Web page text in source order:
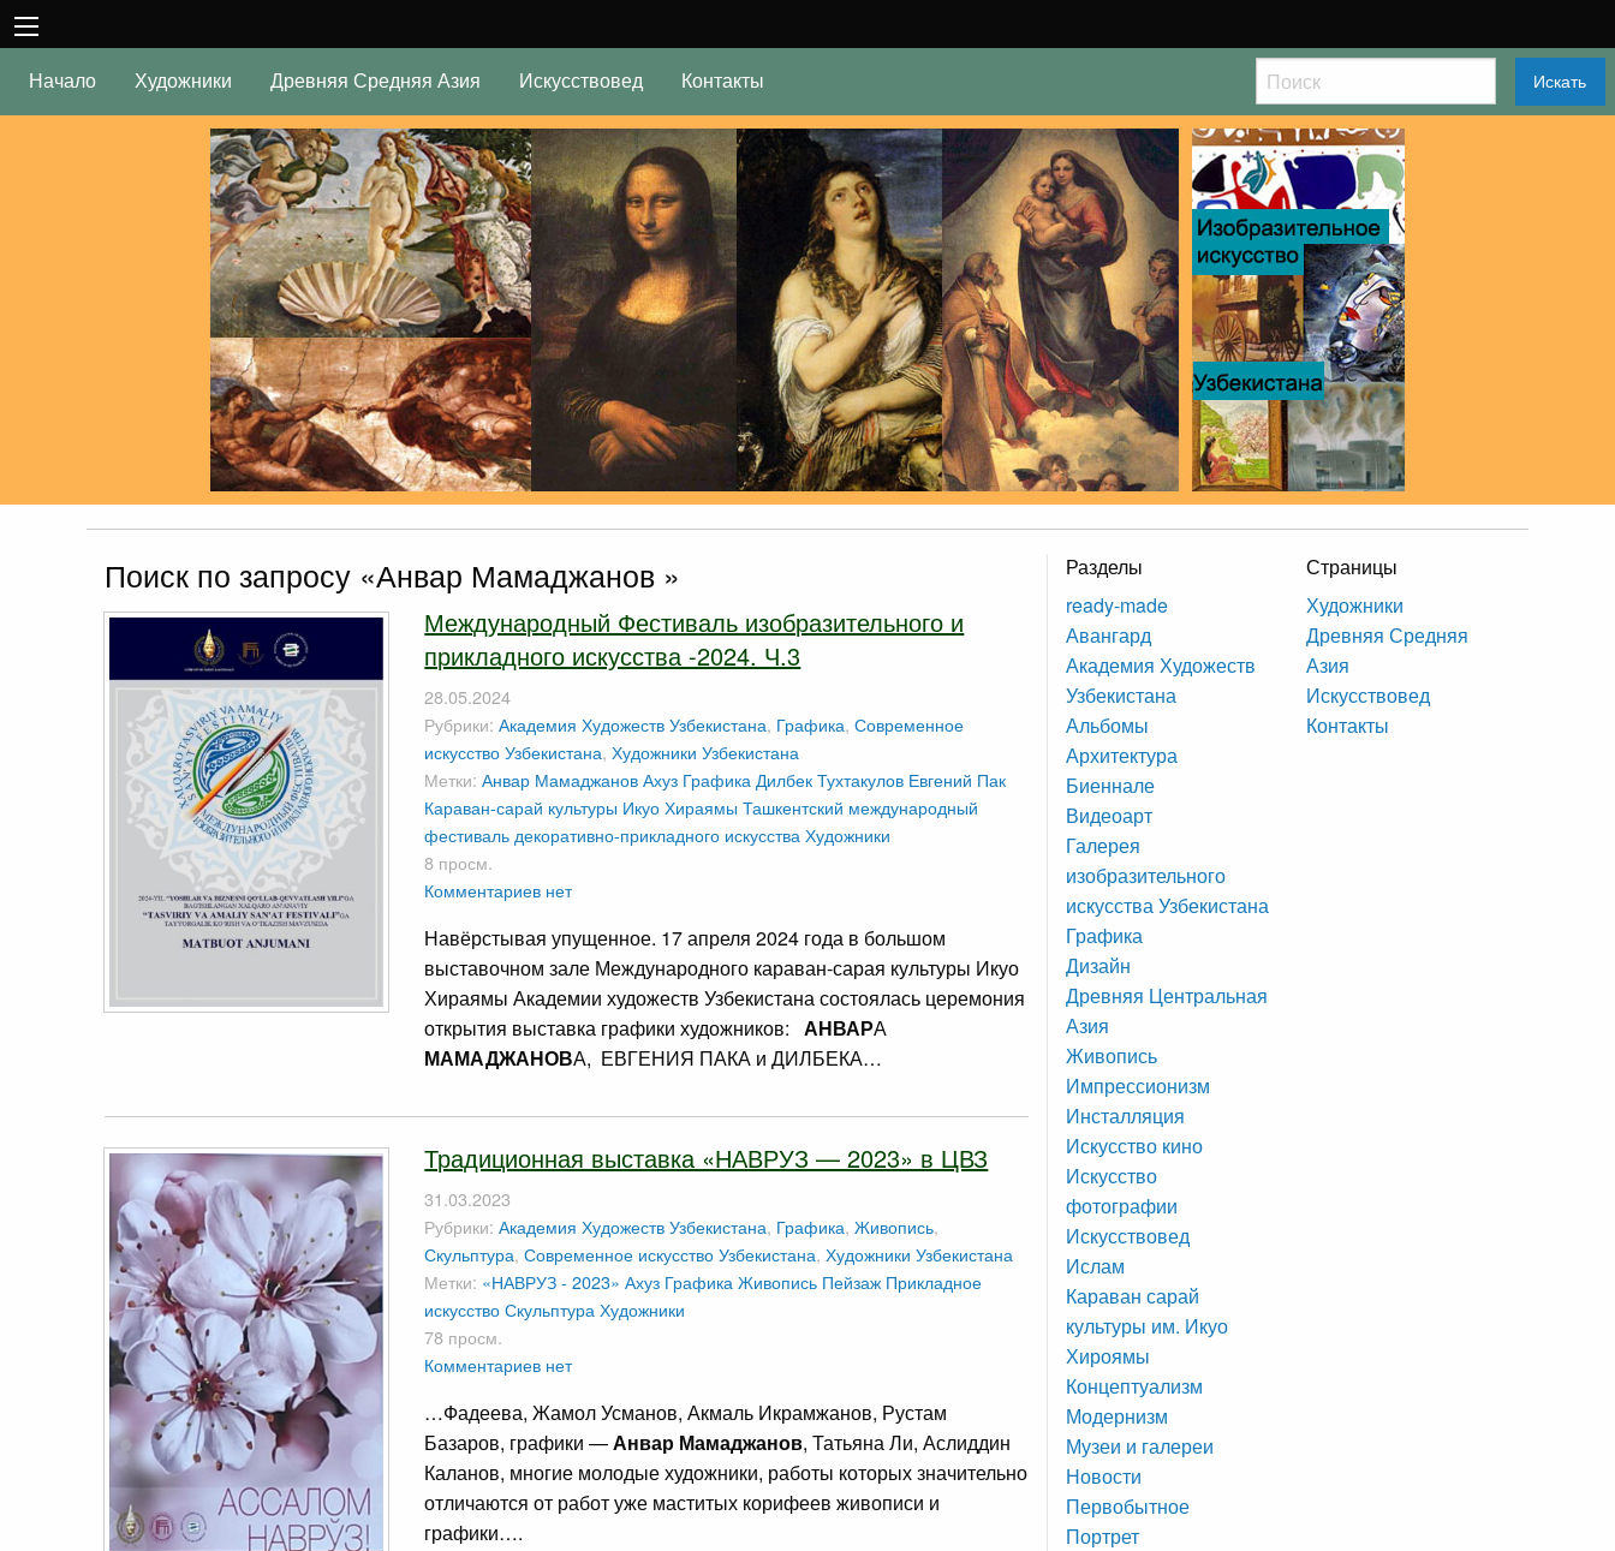
Начало Художники Древняя Средняя Азия Искусствовед Контакты Искать
Поиск по запросу «Анвар Мамаджанов »
Международный Фестиваль изобразительного и
прикладного искусства -2024. Ч.3
28.05.2024
Рубрики:Академия Художеств Узбекистана, Графика,Современное
искусство Узбекистана,Художники Узбекистана
Метки:Анвар Мамаджанов Ахуз Графика Дилбек Тухтакулов Евгений Пак
Караван-сарай культуры Икуо Хираямы Ташкентский международный
фестиваль декоративно-прикладного искусства Художники
8 просм.
Комментариев нет
Навёрстывая упущенное. 17 апреля 2024 года в большом
выставочном зале Международного караван-сарая культуры Икуо
Хираямы Академии художеств Узбекистана состоялась церемония
открытия выставка графики художников:АНВАРА
МАМАДЖАНОВА, ЕВГЕНИЯ ПАКА и ДИЛБЕКА…
Традиционная выставка «НАВРУЗ — 2023» в ЦВЗ
31.03.2023
Рубрики:Академия Художеств Узбекистана, Графика,Живопись,
Скульптура,Современное искусство Узбекистана,Художники Узбекистана
Метки: «НАВРУЗ - 2023» Ахуз Графика Живопись Пейзаж Прикладное
искусство Скульптура Художники
78 просм.
Комментариев нет
…Фадеева, Жамол Усманов, Акмаль Икрамжанов, Рустам
Базаров, графики —Анвар Мамаджанов, Татьяна Ли, Аслиддин
Каланов, многие молодые художники, работы которых значительно
отличаются от работ уже маститых корифеев живописи и
графики….
Разделы
ready-made
Авангард
Академия Художеств
Узбекистана
Альбомы
Архитектура
Биеннале
Видеоарт
Галерея
изобразительного
искусства Узбекистана
Графика
Дизайн
Древняя Центральная
Азия
Живопись
Импрессионизм
Инсталляция
Искусство кино
Искусство
фотографии
Искусствовед
Ислам
Караван сарай
культуры им. Икуо
Хироямы
Концептуализм
Модернизм
Музеи и галереи
Новости
Первобытное
Портрет
Страницы
Художники
Древняя Средняя
Азия
Искусствовед
Контакты